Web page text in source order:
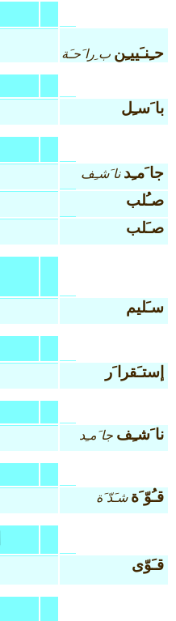
حـِنـَييـِن ب ِرا َحـَة
با َسـِل
جا َمـِد نا َشـِف
صـُلب
صـَلب
سـَليم
إستـَقرا َر
نا َشـِف جا َمـِد
قـُوّ َة شـَدّ َة
قـَوّى